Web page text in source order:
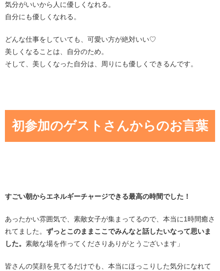
気分がいいから人に優しくなれる。
自分にも優しくなれる。
どんな仕事をしていても、可愛い方が絶対いい♡
美しくなることは、自分のため。
そして、美しくなった自分は、周りにも優しくできるんです。
初参加のゲストさんからのお言葉
すごい朝からエネルギーチャージできる最高の時間でした！
あったかい雰囲気で、素敵女子が集まってるので、本当に1時間癒さ
れてました。 ずっとこのままここでみんなと話したいなって思いま
した。 素敵な場を作ってくださりありがとうございます」
皆さんの笑顔を見てるだけでも、本当にほっこりした気分になれて